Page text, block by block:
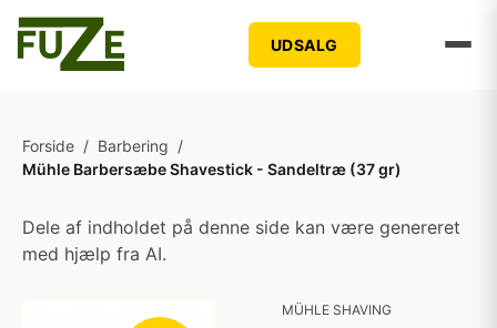
UDSALG
Forside / Barbering /
Mühle Barbersæbe Shavestick - Sandeltræ (37 gr)
Dele af indholdet på denne side kan være genereret
med hjælp fra AI.
MÜHLE SHAVING